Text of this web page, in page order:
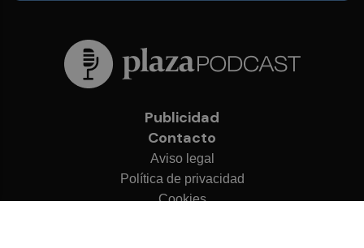
Publicidad
Contacto
Aviso legal
Política de privacidad
Cookies